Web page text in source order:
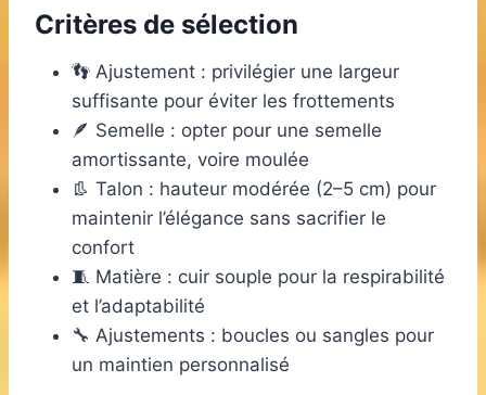
Critères de sélection
👣 Ajustement : privilégier une largeur
suffisante pour éviter les frottements
🪶 Semelle : opter pour une semelle
amortissante, voire moulée
👢 Talon : hauteur modérée (2–5 cm) pour
maintenir l’élégance sans sacrifier le
confort
🧵 Matière : cuir souple pour la respirabilité
et l’adaptabilité
🔧 Ajustements : boucles ou sangles pour
un maintien personnalisé